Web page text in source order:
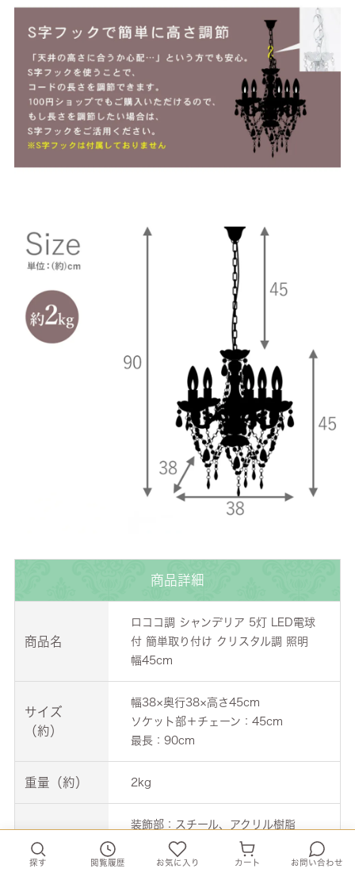
商品詳細
商品名
ロココ調 シャンデリア 5灯 LED電球
付 簡単取り付け クリスタル調 照明
幅45cm
サイズ
（約）
幅38×奥行38×高さ45cm
ソケット部＋チェーン：45cm
最長：90cm
重量（約） 2kg
材質
装飾部：スチール、アクリル樹脂
電球：ガラス
探す 閲覧履歴 お気に入り カート お問い合わせ